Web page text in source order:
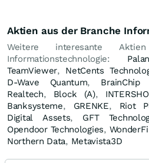
Aktien aus der Branche
Weitere interesante
Informationstechnologie:
TeamViewer, NetCents
D-Wave Quantum, BrainChip
Realtech, Block (A),
Banksysteme, GRENKE, Riot
Digital Assets, GFT
Opendoor Technologies,
Northern Data, Metavista3D